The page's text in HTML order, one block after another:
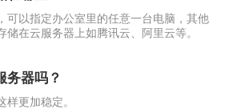
可以指定办公室里的任意一台电脑，其他
在云服务器上如腾讯云、阿里云等。
务器吗？
更加稳定。